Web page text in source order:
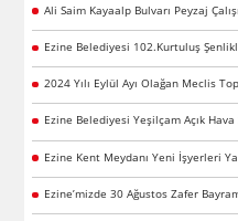
Ali Saim Kayaalp Bulvarı Peyzaj
Ezine Belediyesi 102.Kurtuluş
2024 Yılı Eylül Ayı Olağan Meclis
Ezine Belediyesi Yeşilçam Açık
Ezine Kent Meydanı Yeni İşyerleri
Ezine’mizde 30 Ağustos Zafer